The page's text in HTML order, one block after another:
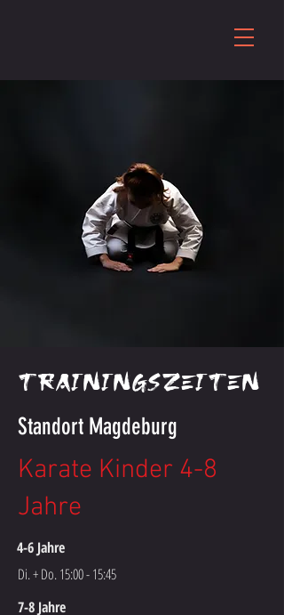
Trainingszeiten
Standort Magdeburg
Karate Kinder 4-8
Jahre
4-6 Jahre
Di. + Do. 15:00 - 15:45
7-8 Jahre